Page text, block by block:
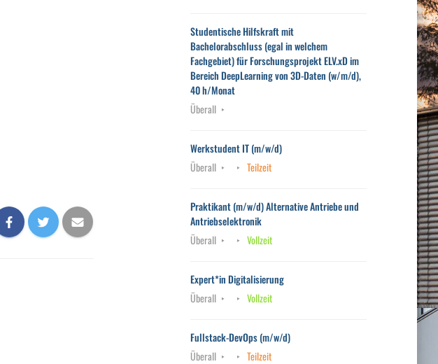
Studentische Hilfskraft mit
Bachelorabschluss (egal in welchem
Fachgebiet) für Forschungsprojekt ELV.xD im
Bereich DeepLearning von 3D-Daten (w/m/d),
40 h/Monat
Überall
Werkstudent IT (m/w/d)
Überall
Teilzeit
Praktikant (m/w/d) Alternative Antriebe und
Antriebselektronik
Überall
Vollzeit
Expert*in Digitalisierung
Überall
Vollzeit
Fullstack-DevOps (m/w/d)
Überall
Teilzeit